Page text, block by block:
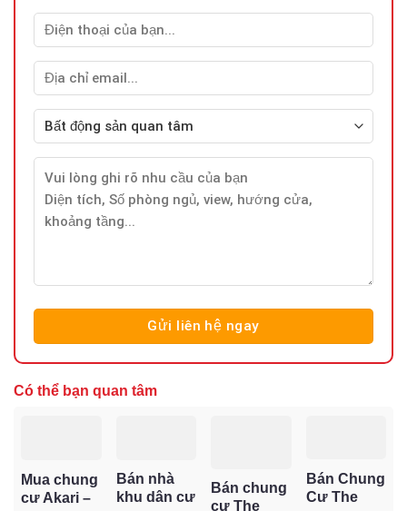
Có thể bạn quan tâm
Mua chung
cư Akari –
Bán nhà
khu dân cư
Bán chung
cư The
Bán Chung
Cư The